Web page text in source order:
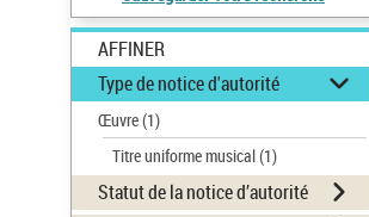
AFFINER
Type de notice d'autorité
Œuvre(1)
Titre uniforme musical(1)
Statut de la notice d’autorité